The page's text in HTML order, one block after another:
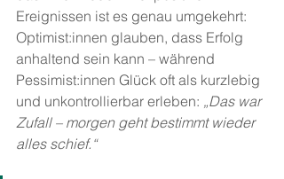
Ereignissen ist es genau umgekehrt:
Optimist:innen glauben, dass Erfolg
anhaltend sein kann – während
Pessimist:innen Glück oft als kurzlebig
und unkontrollierbar erleben: „Das war
Zufall – morgen geht bestimmt wieder
alles schief.“